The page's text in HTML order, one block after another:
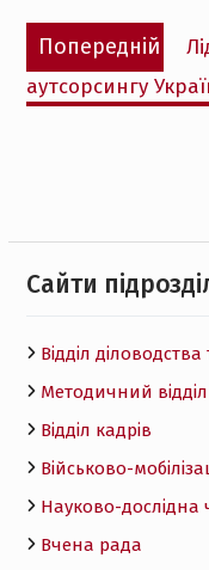
Навігація
записів
Попередній
аутсорсингу
Cайти
Відділ діловодства
Методичний відділ
Відділ кадрів
Військово-
Науково-дослідна
Вчена рада